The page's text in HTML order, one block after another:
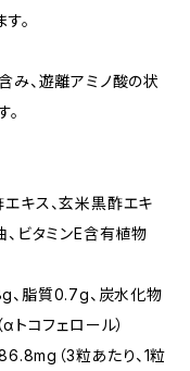
。
み、遊離アミノ酸の状
キス、玄米黒酢エキ
、ビタミンE含有植物
、脂質0.7g、炭水化物
コフェロール）
（3粒あたり、1粒